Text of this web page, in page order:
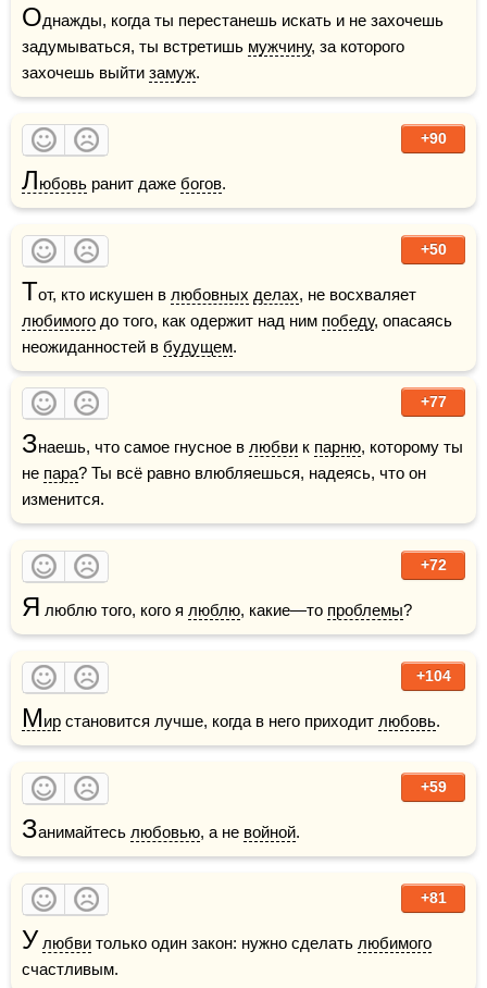
Однажды, когда ты перестанешь искать и не захочешь
задумываться, ты встретишь мужчину, за которого
захочешь выйти замуж.
+90
Любовь ранит даже богов.
+50
Тот, кто искушен в любовных делах
любимого до того, как одержит над ним победу, опасаясь
неожиданностей в будущем.
+77
Знаешь, что самое гнусное в любви к парню, которому ты
не пара? Ты всё равно влюбляешься, надеясь, что он
изменится.
+72
Я люблю того, кого я люблю, какие—то проблемы?
+104
Мир становится лучше, когда в него приходит любовь.
+59
Занимайтесь любовью, а не войной.
+81
У любви только один закон: нужно сделать любимого
счастливым.